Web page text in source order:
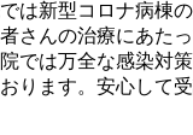
は新型コロナ病棟
さんの治療にあた
では万全な感染対
ります。安心して